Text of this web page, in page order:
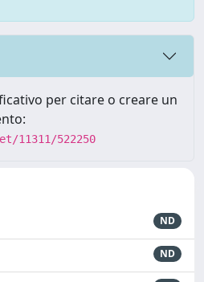
per citare o creare un
11311/522250
ND
ND